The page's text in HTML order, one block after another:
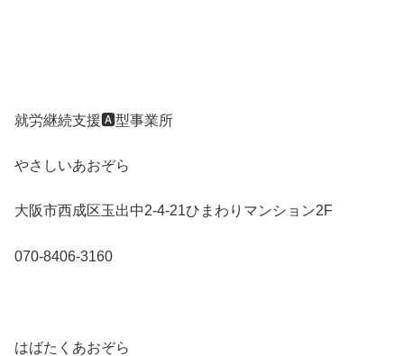
就労継続支援🅰️型事業所
やさしいあおぞら
大阪市西成区玉出中2-4-21ひまわりマンション2F
070-8406-3160
はばたくあおぞら